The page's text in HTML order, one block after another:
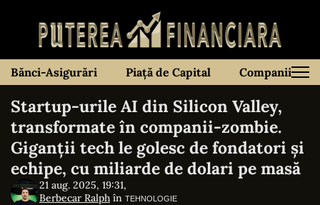
Bănci-Asigurări Piață de Capital Companii
Startup-urile AI din Silicon Valley,
transformate în companii-zombie.
Giganții tech le golesc de fondatori și
echipe, cu miliarde de dolari pe masă
21 aug. 2025, 19:31,
Berbecar Ralph în TEHNOLOGIE